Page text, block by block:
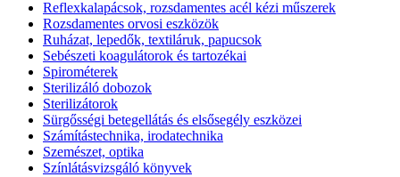
Reflexkalapácsok, rozsdamentes acél kézi műszerek
Rozsdamentes orvosi eszközök
Ruházat, lepedők, textiláruk, papucsok
Sebészeti koagulátorok és tartozékai
Spirométerek
Sterilizáló dobozok
Sterilizátorok
Sürgősségi betegellátás és elsősegély eszközei
Számítástechnika, irodatechnika
Szemészet, optika
Színlátásvizsgáló könyvek